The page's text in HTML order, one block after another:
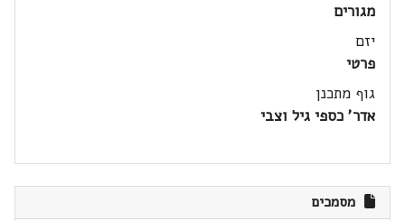
מגורים
יזם
פרטי
גוף מתכנן
אדר' כספי גיל וצבי
מסמכים